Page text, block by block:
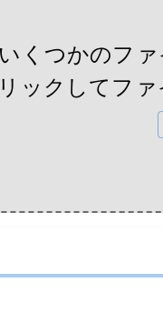
くつかのフ
ックしてファ